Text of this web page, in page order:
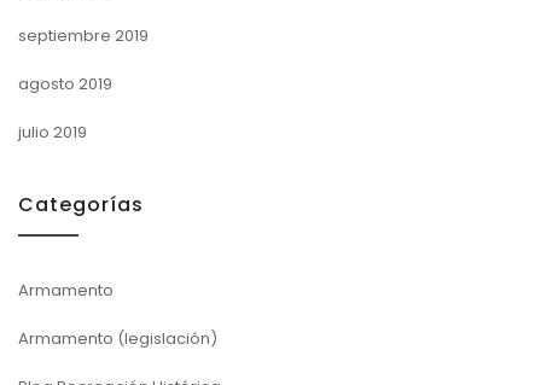
septiembre 2019
agosto 2019
julio 2019
Categorías
Armamento
Armamento (legislación)